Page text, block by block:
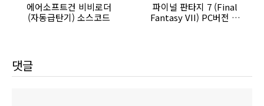
에어소프트건 비비로더
(자동급탄기) 소스코드
파이널 판타지 7 (Final
Fantasy VII) PC버전 한
댓글